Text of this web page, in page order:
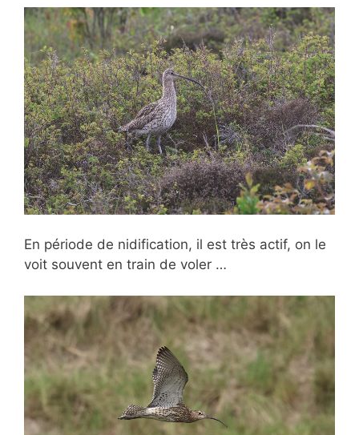
En période de nidification, il est très actif, on le
voit souvent en train de voler …